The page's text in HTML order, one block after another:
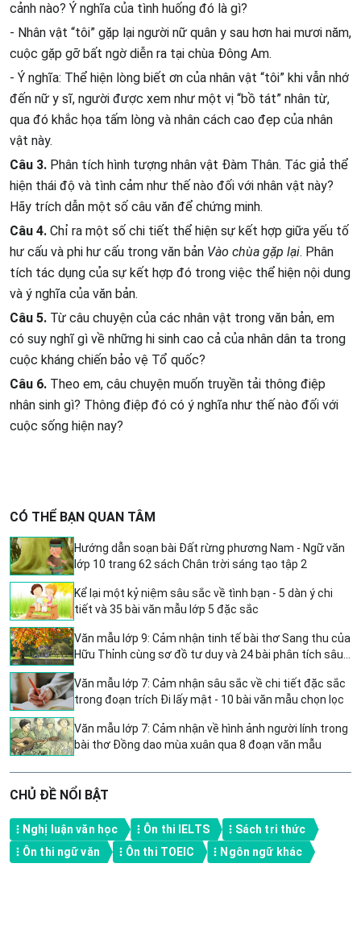
cảnh nào? Ý nghĩa của tình huống đó là gì?
- Nhân vật “tôi” gặp lại người nữ quân y sau hơn hai mươi năm,
cuộc gặp gỡ bất ngờ diễn ra tại chùa Đông Am.
- Ý nghĩa: Thể hiện lòng biết ơn của nhân vật “tôi” khi vẫn nhớ
đến nữ y sĩ, người được xem như một vị “bồ tát” nhân từ,
qua đó khắc họa tấm lòng và nhân cách cao đẹp của nhân
vật này.
Câu 3. Phân tích hình tượng nhân vật Đàm Thân. Tác giả thể
hiện thái độ và tình cảm như thế nào đối với nhân vật này?
Hãy trích dẫn một số câu văn để chứng minh.
Câu 4. Chỉ ra một số chi tiết thể hiện sự kết hợp giữa yếu tố
hư cấu và phi hư cấu trong văn bản Vào chùa gặp lại. Phân
tích tác dụng của sự kết hợp đó trong việc thể hiện nội dung
và ý nghĩa của văn bản.
Câu 5. Từ câu chuyện của các nhân vật trong văn bản, em
có suy nghĩ gì về những hi sinh cao cả của nhân dân ta trong
cuộc kháng chiến bảo vệ Tổ quốc?
Câu 6. Theo em, câu chuyện muốn truyền tải thông điệp
nhân sinh gì? Thông điệp đó có ý nghĩa như thế nào đối với
cuộc sống hiện nay?
CÓ THỂ BẠN QUAN TÂM
Hướng dẫn soạn bài Đất rừng phương Nam - Ngữ văn
lớp 10 trang 62 sách Chân trời sáng tạo tập 2
Kể lại một kỷ niệm sâu sắc về tình bạn - 5 dàn ý chi
tiết và 35 bài văn mẫu lớp 5 đặc sắc
Văn mẫu lớp 9: Cảm nhận tinh tế bài thơ Sang thu của
Hữu Thỉnh cùng sơ đồ tư duy và 24 bài phân tích sâu
Văn mẫu lớp 7: Cảm nhận sâu sắc về chi tiết đặc sắc
trong đoạn trích Đi lấy mật - 10 bài văn mẫu chọn lọc
Văn mẫu lớp 7: Cảm nhận về hình ảnh người lính trong
bài thơ Đồng dao mùa xuân qua 8 đoạn văn mẫu
CHỦ ĐỀ NỔI BẬT
Nghị luận văn học Ôn thi IELTS
Sách tri thức
Ôn thi ngữ văn
Ôn thi TOEIC Ngôn ngữ khác